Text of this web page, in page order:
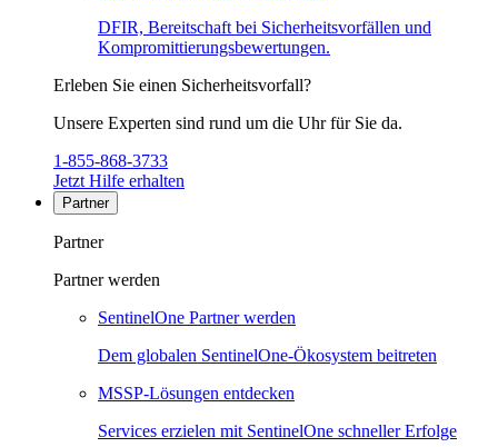
DFIR, Bereitschaft bei Sicherheitsvorfällen und
Kompromittierungsbewertungen.
Erleben Sie einen Sicherheitsvorfall?
Unsere Experten sind rund um die Uhr für Sie da.
1-855-868-3733
Jetzt Hilfe erhalten
Partner
Partner
Partner werden
SentinelOne Partner werden
Dem globalen SentinelOne-Ökosystem beitreten
MSSP-Lösungen entdecken
Services erzielen mit SentinelOne schneller Erfolge